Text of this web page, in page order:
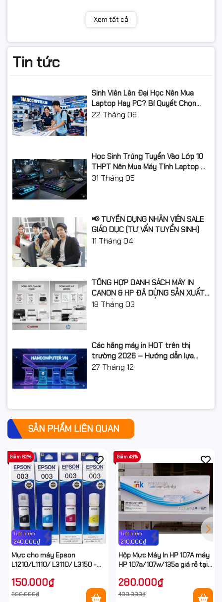
👉 Tư vấn đúng model – hỗ trợkỹ thuật máy tính máy
📞Hotline: 0961.430.383
🌐 Website: Hancomputer.vn
Xem tất cả
Tin tức
Sinh Viên Lên Đại Học Nên Mua
Laptop Hay PC? Bí Quyết Chọn
Máy Tính Đúng Nhu Cầu, Không
22 Tháng 06
Học Sinh Trúng Tuyển Vào Lớp 10
THPT Nên Mua Máy Tính Laptop Gì
Năm Học 2026 - 2027?
31 Tháng 05
📢 TUYỂN DỤNG NHÂN VIÊN SALE
GIÁO DỤC (TƯ VẤN TUYỂN SINH)
11 Tháng 04
TỔNG HỢP DANH SÁCH MÁY IN
CANON & HP ĐÃ DỪNG SẢN XUẤT:
LỘ TRÌNH NÂNG CẤP 2026
18 Tháng 03
Các hãng máy in HOT trên thị
trường 2026 – Hướng dẫn lựa
chọn và so sánh chi tiết
27 Tháng 12
SẢN PHẨM LIÊN QUAN
Tiết kiệm
240.000₫
Giảm 62%
Mực cho máy Epson
L1210/L1110/ L3110/ L3150 -
150.000₫
390.000₫
Tiết kiệm
210.000₫
Giảm 43%
Hộp Mực Máy In HP 107A máy
HP 107a/107w/135a giá rẻ tại
280.000₫
490.000₫